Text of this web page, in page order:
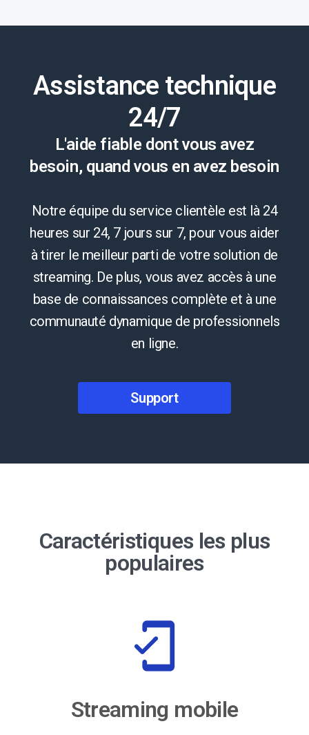
Assistance technique
24/7
L'aide fiable dont vous avez
besoin, quand vous en avez besoin
Notre équipe du service clientèle est là 24
heures sur 24, 7 jours sur 7, pour vous aider
à tirer le meilleur parti de votre solution de
streaming. De plus, vous avez accès à une
base de connaissances complète et à une
communauté dynamique de professionnels
en ligne.
Support
Caractéristiques les plus
populaires
Streaming mobile